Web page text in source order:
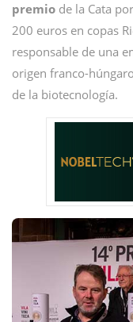
premio de la Cata
200 euros en copas
responsable de una
origen franco-
de la biotecnología.